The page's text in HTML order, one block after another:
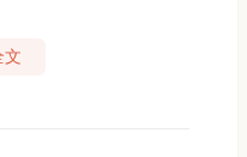
文